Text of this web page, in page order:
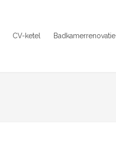
CV-ketel Badkamerrenovatie